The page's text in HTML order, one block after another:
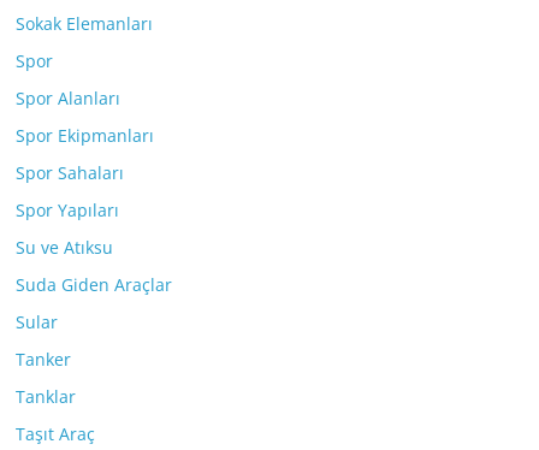
Sokak Elemanları
Spor
Spor Alanları
Spor Ekipmanları
Spor Sahaları
Spor Yapıları
Su ve Atıksu
Suda Giden Araçlar
Sular
Tanker
Tanklar
Taşıt Araç